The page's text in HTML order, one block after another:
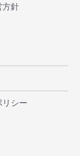
方針
リシー